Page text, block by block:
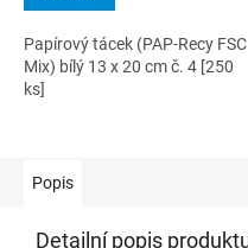
Papírový tácek (PAP-Recy FSC
Mix) bílý 13 x 20 cm č. 4 [250
ks]
Popis
Detailní popis